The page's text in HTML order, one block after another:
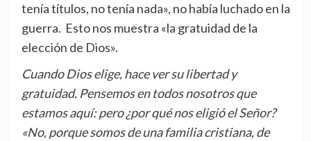
tenía títulos, no tenía nada», no había luchado en la
guerra. Esto nos muestra «la gratuidad de la
elección de Dios».
Cuando Dios elige, hace ver su libertad y
gratuidad. Pensemos en todos nosotros que
estamos aquí: pero ¿por qué nos eligió el Señor?
«No, porque somos de una familia cristiana, de